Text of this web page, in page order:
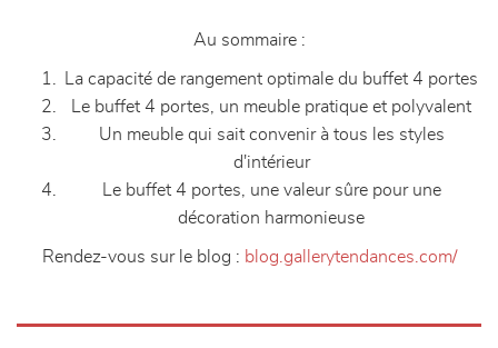
Au sommaire :
La capacité de rangement optimale du buffet 4 portes
Le buffet 4 portes, un meuble pratique et polyvalent
Un meuble qui sait convenir à tous les styles
d'intérieur
Le buffet 4 portes, une valeur sûre pour une
décoration harmonieuse
Rendez-vous sur le blog : blog.gallerytendances.com/